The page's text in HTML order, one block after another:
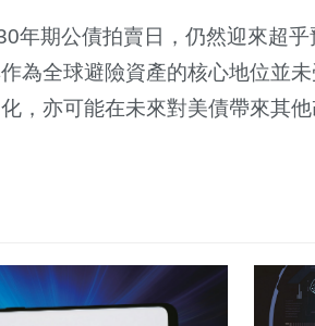
年期公債拍賣日，仍然迎來超
為全球避險資產的核心地位並
，亦可能在未來對美債帶來其